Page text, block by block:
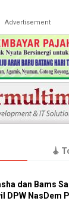
Advertisement
dan Bams
DPW NasDem